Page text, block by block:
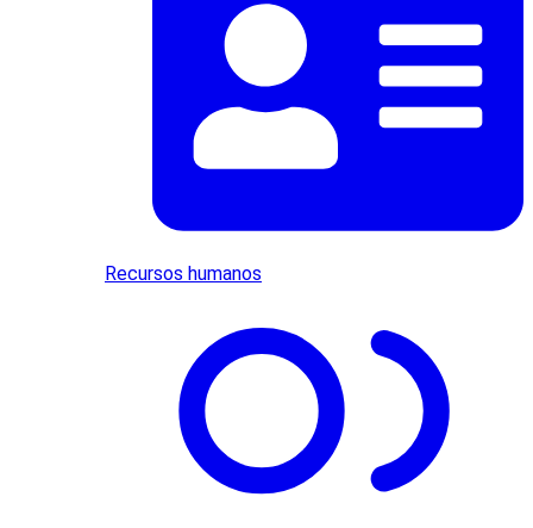
Recursos humanos